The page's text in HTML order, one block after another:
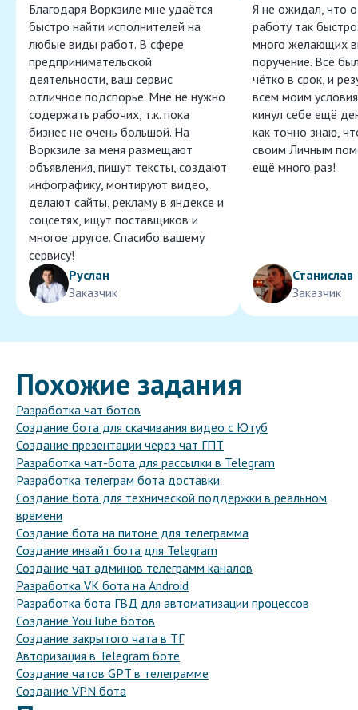
Благодаря Воркзиле мне удаётся
быстро найти исполнителей на
любые виды работ. В сфере
предпринимательской
деятельности, ваш сервис
отличное подспорье. Мне не нужно
содержать рабочих, т.к. пока
бизнес не очень большой. На
Воркзиле за меня размещают
объявления, пишут тексты, создают
инфографику, монтируют видео,
делают сайты, рекламу в яндексе и
соцсетях, ищут поставщиков и
многое другое. Спасибо вашему
сервису!
Руслан
Заказчик
Я не ожидал, что
работу так
много желающих
поручение. Всё
чётко в срок, и
всем моим
кинул себе ещё
как точно знаю,
своим Личным
ещё много раз!
Станислав
Заказчик
Похожие задания
Разработка чат ботов
Создание бота для скачивания видео с Ютуб
Создание презентации через чат ГПТ
Разработка чат-бота для рассылки в Telegram
Разработка телеграм бота доставки
Создание бота для технической поддержки в реальном
времени
Создание бота на питоне для телеграмма
Создание инвайт бота для Telegram
Создание чат админов телеграмм каналов
Разработка VK бота на Android
Разработка бота ГВД для автоматизации процессов
Создание YouTube ботов
Создание закрытого чата в ТГ
Авторизация в Telegram боте
Создание чатов GPT в телеграмме
Создание VPN бота